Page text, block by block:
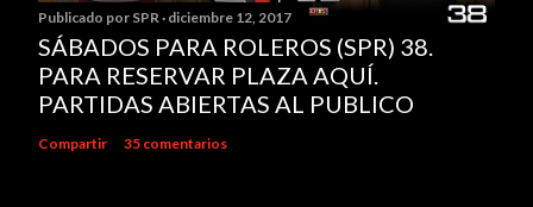
n
c
o
m
e
Publicado por SPR diciembre 12, 2017
SÁBADOS PARA ROLEROS (SPR) 38.
PARA RESERVAR PLAZA AQUÍ.
PARTIDAS ABIERTAS AL PUBLICO
Compartir 35 comentarios